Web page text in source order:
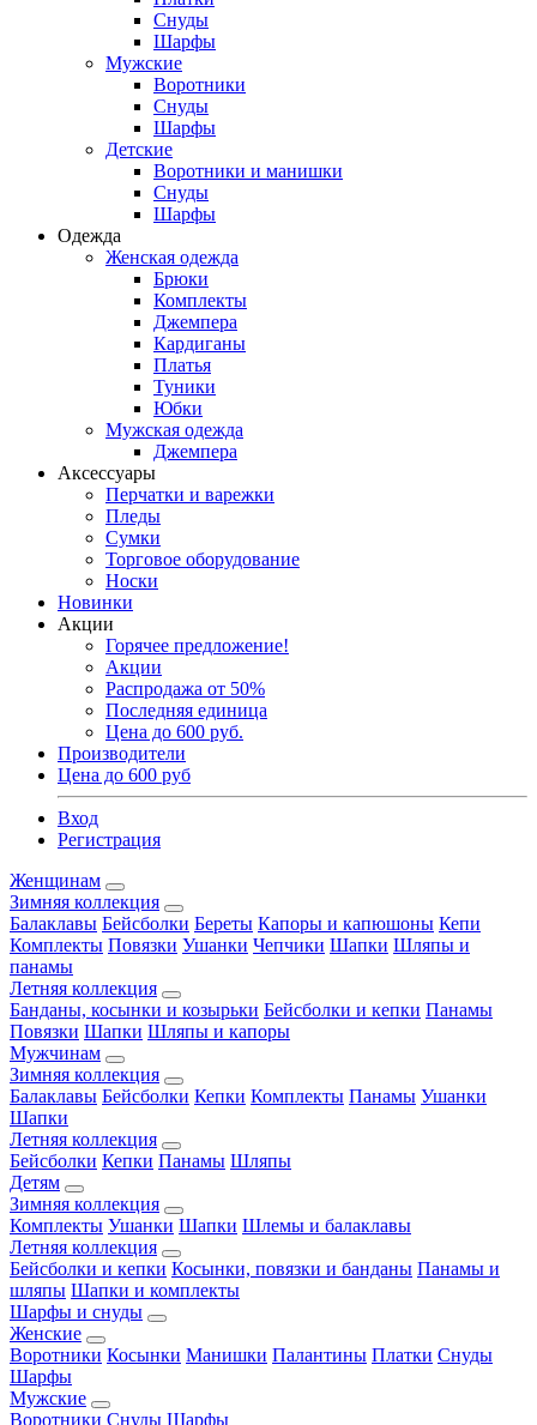
Снуды
Шарфы
Мужские
Воротники
Снуды
Шарфы
Детские
Воротники и манишки
Снуды
Шарфы
Одежда
Женская одежда
Брюки
Комплекты
Джемпера
Кардиганы
Платья
Туники
Юбки
Мужская одежда
Джемпера
Аксессуары
Перчатки и варежки
Пледы
Сумки
Торговое оборудование
Носки
Новинки
Акции
Горячее предложение!
Акции
Распродажа от 50%
Последняя единица
Цена до 600 руб.
Производители
Цена до 600 руб
Вход
Регистрация
Женщинам
Зимняя коллекция
Балаклавы Бейсболки Береты Капоры и капюшоны Кепи
Комплекты Повязки Ушанки Чепчики Шапки Шляпы и
панамы
Летняя коллекция
Банданы, косынки и козырьки Бейсболки и кепки Панамы
Повязки Шапки Шляпы и капоры
Мужчинам
Зимняя коллекция
Балаклавы Бейсболки Кепки Комплекты Панамы Ушанки
Шапки
Летняя коллекция
Бейсболки Кепки Панамы Шляпы
Детям
Зимняя коллекция
Комплекты Ушанки Шапки Шлемы и балаклавы
Летняя коллекция
Бейсболки и кепки Косынки, повязки и банданы Панамы и
шляпы Шапки и комплекты
Шарфы и снуды
Женские
Воротники Косынки Манишки Палантины Платки Снуды
Шарфы
Мужские
Воротники Снуды Шарфы